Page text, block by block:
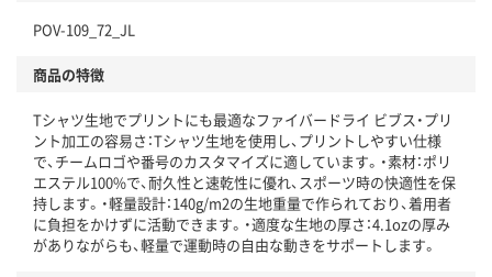
POV-109_72_JL
商品の特徴
Tシャツ生地でプリントにも最適なファイバードライ ビブス・プリ
ント加工の容易さ：Tシャツ生地を使用し、プリントしやすい仕様
で、チームロゴや番号のカスタマイズに適しています。・素材：ポリ
エステル100%で、耐久性と速乾性に優れ、スポーツ時の快適性を保
持します。・軽量設計：140g/m2の生地重量で作られており、着用者
に負担をかけずに活動できます。・適度な生地の厚さ：4.1ozの厚み
がありながらも、軽量で運動時の自由な動きをサポートします。